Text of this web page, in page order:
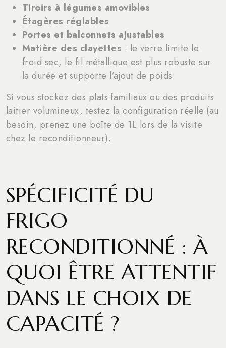
Tiroirs à légumes amovibles
Étagères réglables
Portes et balconnets ajustables
Matière des clayettes : le verre limite le
froid sec, le fil métallique est plus robuste sur
la durée et supporte l’ajout de poids
Si vous stockez des plats familiaux ou des produits
laitier volumineux, testez la configuration réelle (au
besoin, prenez une boîte de 1L lors de la visite
chez le reconditionneur).
SPÉCIFICITÉ DU
FRIGO
RECONDITIONNÉ : À
QUOI ÊTRE ATTENTIF
DANS LE CHOIX DE
CAPACITÉ ?